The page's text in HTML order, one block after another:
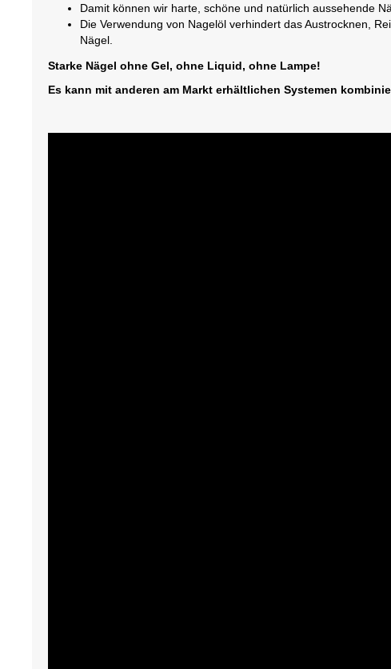
Damit können wir harte, schöne und natürlich aussehende
Die Verwendung von Nagelöl verhindert das Austrocknen,
Nägel.
Starke Nägel ohne Gel, ohne Liquid, ohne Lampe!
Es kann mit anderen am Markt erhältlichen Systemen